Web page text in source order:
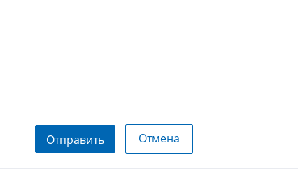
Отправить Отмена